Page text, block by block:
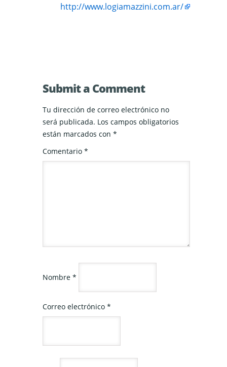
http://www.logiamazzini.com.ar/
Submit a Comment
Tu dirección de correo electrónico no
será publicada. Los campos obligatorios
están marcados con *
Comentario *
Nombre *
Correo electrónico *